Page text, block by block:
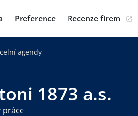
Preference Recenze firem
agendy
1873 a.s.
práce